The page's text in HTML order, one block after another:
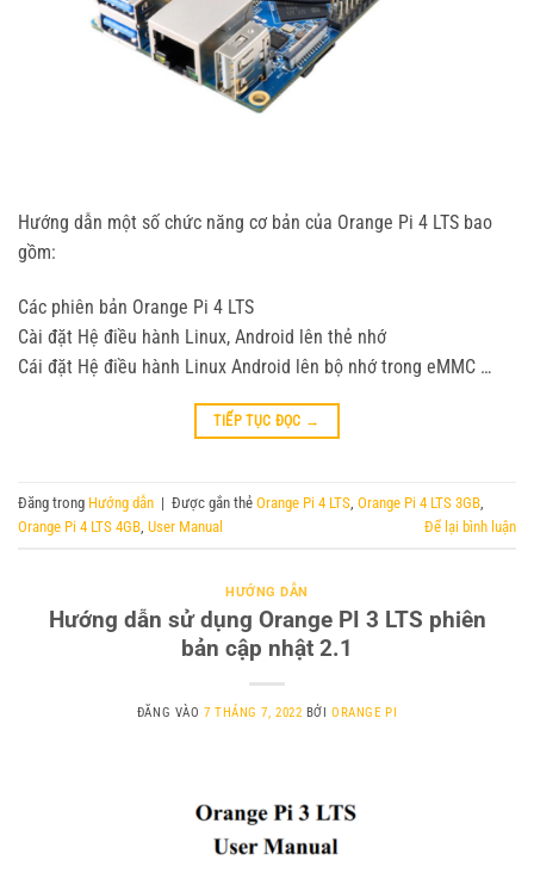
Hướng dẫn một số chức năng cơ bản của Orange Pi 4 LTS bao
gồm:
Các phiên bản Orange Pi 4 LTS
Cài đặt Hệ điều hành Linux, Android lên thẻ nhớ
Cái đặt Hệ điều hành Linux Android lên bộ nhớ trong eMMC …
TIẾP TỤC ĐỌC →
Đăng trong Hướng dẫn | Được gắn thẻ Orange Pi 4 LTS Orange Pi 4 LTS 3GB
Orange Pi 4 LTS 4GB User Manual Để lại bình luận
HƯỚNG DẪN
Hướng dẫn sử dụng Orange PI 3 LTS phiên
bản cập nhật 2.1
ĐĂNG VÀO 7 THÁNG 7, 2022 BỞIORANGE PI